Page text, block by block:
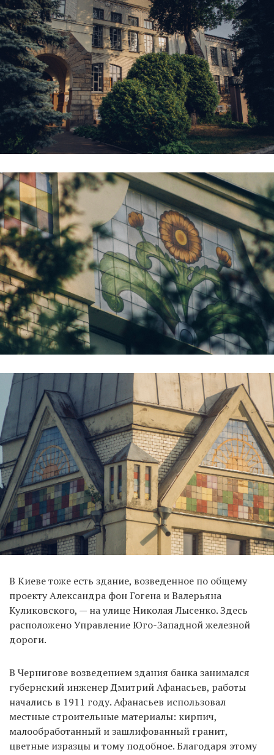
В Киеве тоже есть здание, возведенное по общему
проекту Александра фон Гогена и Валерьяна
Куликовского, — на улице Николая Лысенко. Здесь
расположено Управление Юго-Западной железной
дороги.
В Чернигове возведением здания банка занимался
губернский инженер Дмитрий Афанасьев, работы
начались в 1911 году. Афанасьев использовал
местные строительные материалы: кирпич,
малообработанный и зашлифованный гранит,
цветные изразцы и тому подобное. Благодаря этому